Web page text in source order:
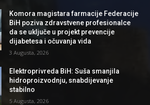
Komora magistara farmacije Federacije
BiH poziva zdravstvene profesionalce
da se uključe u projekt prevencije
dijabetesa i očuvanja vida
3 Augusta, 2026
Elektroprivreda BiH: Suša smanjila
hidroproizvodnju, snabdijevanje
stabilno
5 Augusta, 2026